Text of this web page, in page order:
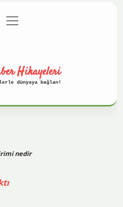
Gizlilik Politikası
menüyü
aç
Hikayeleri
dünyaya bağlan!
nedir